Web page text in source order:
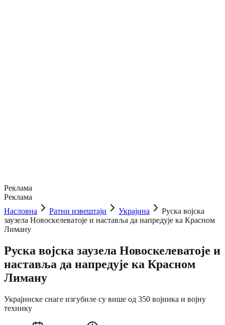
Реклама
Реклама
Насловна
Ратни извештаји Украјина
Руска војска
заузела Новоскелеватоје и наставља да напредује ка Красном
Лиману
Руска војска заузела Новоскелеватоје и
наставља да напредује ка Красном
Лиману
Украјинске снаге изгубиле су више од 350 војника и војну
технику